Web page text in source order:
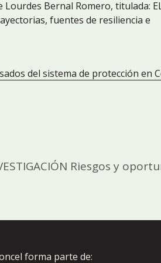
Bernal Romero, titulada:
fuentes de resiliencia e
del sistema de protección en
forma parte de: